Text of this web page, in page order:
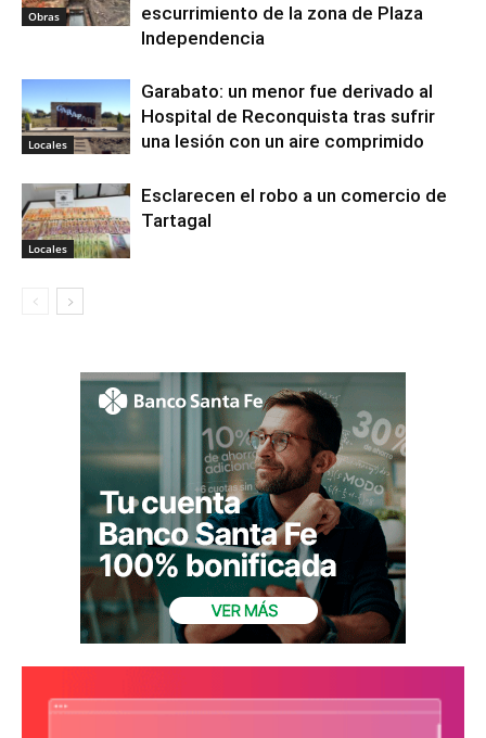
Obras
escurrimiento de la zona de Plaza
Independencia
Locales
Garabato: un menor fue derivado al
Hospital de Reconquista tras sufrir
una lesión con un aire comprimido
Locales
Esclarecen el robo a un comercio de
Tartagal